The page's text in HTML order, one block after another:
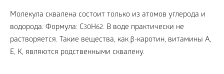
Молекула сквалена состоит только из атомов углерода и
водорода. Формула: С30Н62. В воде практически не
растворяется. Такие вещества, как β-каротин, витамины А,
Е, К, являются родственными сквалену.